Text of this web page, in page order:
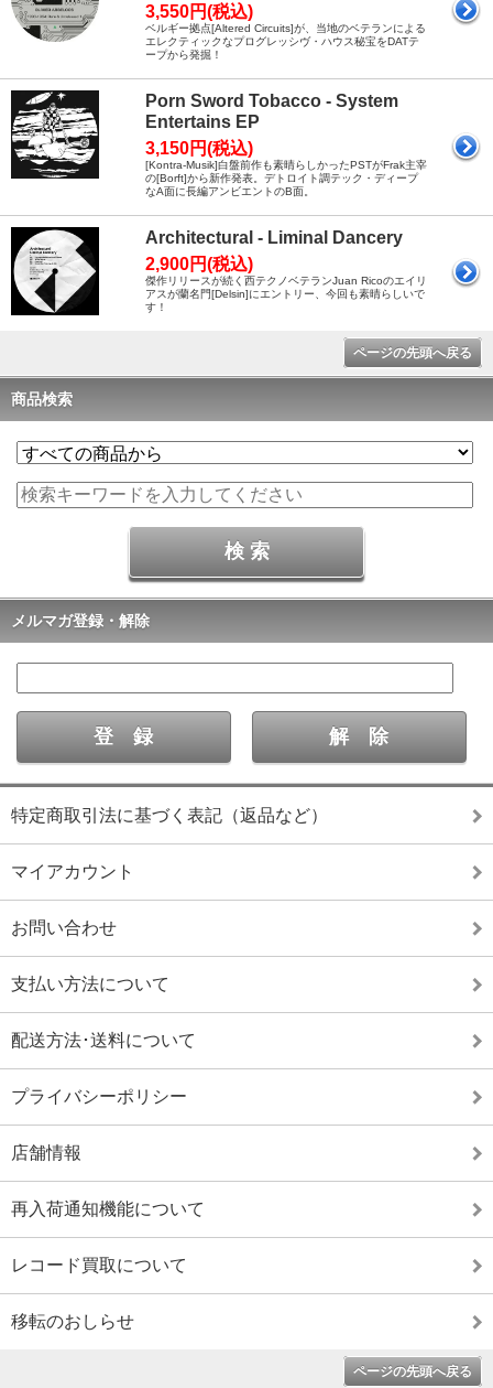
3,550円(税込)
ベルギー拠点[Altered Circuits]が、当地のベテランによる
エレクティックなプログレッシヴ・ハウス秘宝をDATテ
ープから発掘！
Porn Sword Tobacco - System
Entertains EP
3,150円(税込)
[Kontra-Musik]白盤前作も素晴らしかったPSTがFrak主宰
の[Borft]から新作発表。デトロイト調テック・ディープ
なA面に長編アンビエントのB面。
Architectural - Liminal Dancery
2,900円(税込)
傑作リリースが続く西テクノベテランJuan Ricoのエイリ
アスが蘭名門[Delsin]にエントリー、今回も素晴らしいで
す！
ページの先頭へ戻る
商品検索
メルマガ登録・解除
特定商取引法に基づく表記（返品など）
マイアカウント
お問い合わせ
支払い方法について
配送方法･送料について
プライバシーポリシー
店舗情報
再入荷通知機能について
レコード買取について
移転のおしらせ
ページの先頭へ戻る